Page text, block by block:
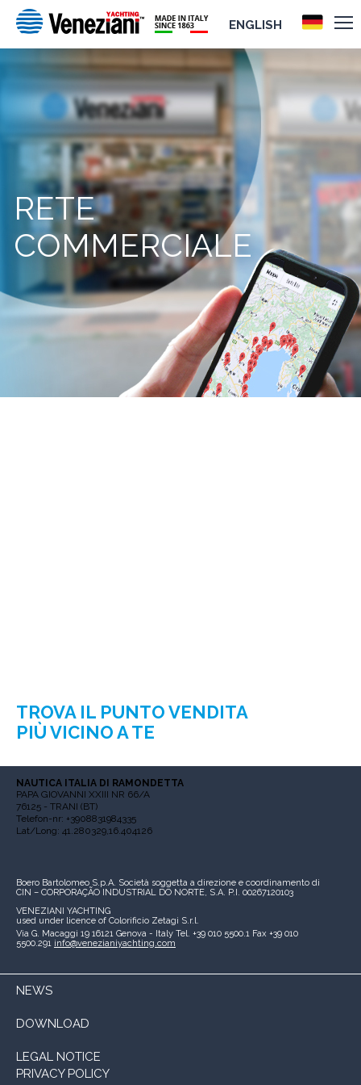
ENGLISH
RETE
COMMERCIALE
TROVA IL PUNTO VENDITA
PIÙ VICINO A TE
NAUTICA ITALIA DI RAMONDETTA
PAPA GIOVANNI XXIII NR 66/A
76125 - TRANI (BT)
Telefon-nr: +3908831984335
Lat/Long: 41.280329,16.404126
Boero Bartolomeo S.p.A. Società soggetta a direzione e coordinamento di
CIN – CORPORAÇÃO INDUSTRIAL DO NORTE, S.A. P.I. 00267120103
VENEZIANI YACHTING
used under licence of Colorificio Zetagi S.r.l.
Via G. Macaggi 19 16121 Genova - Italy Tel. +39 010 5500.1 Fax +39 010
5500.291 info@venezianiyachting.com
NEWS
DOWNLOAD
LEGAL NOTICE
PRIVACY POLICY